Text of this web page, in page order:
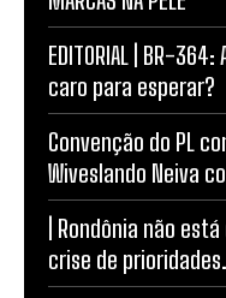
EDITORIAL | BR-
caro para esperar?
Convenção do PL
Wiveslando Neiva
| Rondônia não
crise de prioridades.